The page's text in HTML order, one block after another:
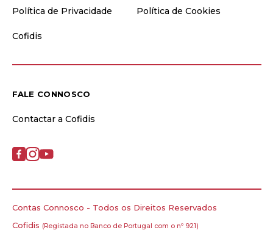
Política de Privacidade Política de Cookies
Cofidis
FALE CONNOSCO
Contactar a Cofidis
Contas Connosco - Todos os Direitos Reservados
Cofidis (Registada no Banco de Portugal com o nº 921)